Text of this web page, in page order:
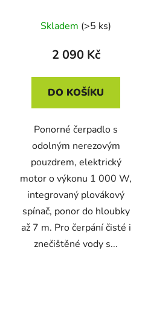
Skladem (>5 ks)
2 090 Kč
DO KOŠÍKU
Ponorné čerpadlo s
odolným nerezovým
pouzdrem, elektrický
motor o výkonu 1 000 W,
integrovaný plovákový
spínač, ponor do hloubky
až 7 m. Pro čerpání čisté i
znečištěné vody s...